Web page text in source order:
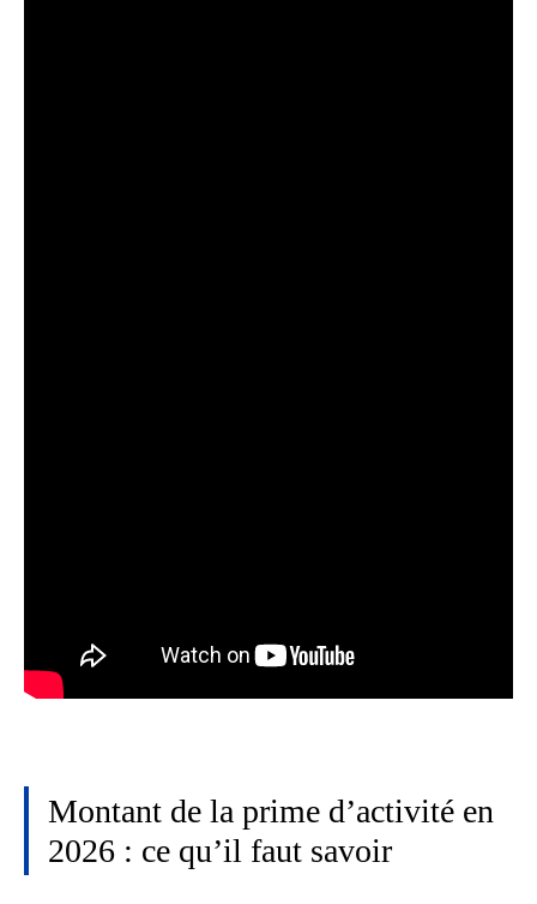
Montant de la prime d’activité en
2026 : ce qu’il faut savoir